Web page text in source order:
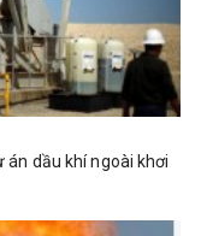
án dầu khí ngoài khơi